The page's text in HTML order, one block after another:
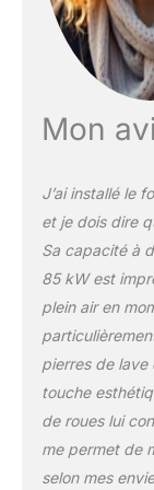
Mon
J’ai installé le
et je dois dire
Sa capacité à
85 kW est
plein air en
pierres de lave
touche
de roues lui
me permet de
selon mes